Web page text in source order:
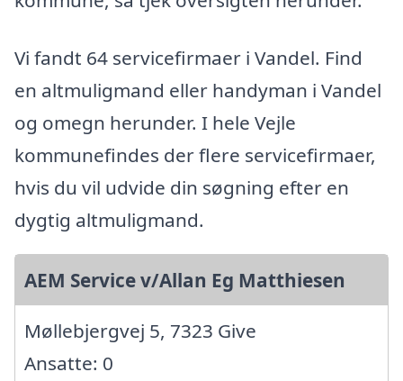
Vi fandt 64 servicefirmaer i Vandel. Find
en altmuligmand eller handyman i Vandel
og omegn herunder. I hele Vejle
kommunefindes der flere servicefirmaer,
hvis du vil udvide din søgning efter en
dygtig altmuligmand.
AEM Service v/Allan Eg Matthiesen
Møllebjergvej 5, 7323 Give
Ansatte: 0